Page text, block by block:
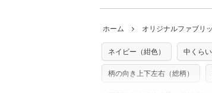
※カットを希望の方は備考
単位でのカットのみ）
※万が一、検品時に不備が
※土日祝は営業日に含まれ
※配送日のご指定は承れま
ていた色味と違う、などの
返品・交換対象の基準につ
た記載も不要です。（製品
店及びnunocoto fabricは一
※有料型紙（ホームソーイ
型紙は商用利用できません
ホーム オリジナルファブリ
ネイビー（紺色） 中くら
柄の向き上下左右（総柄）